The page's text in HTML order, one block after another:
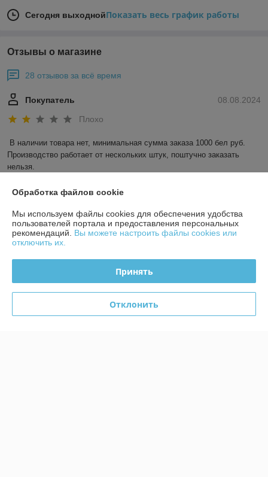
Сегодня выходнойПоказать весь график работы
Отзывы о магазине
28 отзывов за всё время
08.08.2024
Покупатель
Плохо
В наличии товара нет, минимальная сумма заказа 1000 бел руб.
Производство работает от нескольких штук, поштучно заказать
нельзя.
Сделка подтверждена через корзину
08.07.2024
Дмитрий
Сделка подтверждена через корзину
Обработка файлов cookie
Мы используем файлы cookies для обеспечения удобства
пользователей портала и предоставления персональных
рекомендаций. Вы можете настроить файлы cookies или
отключить их.
Принять
Отклонить